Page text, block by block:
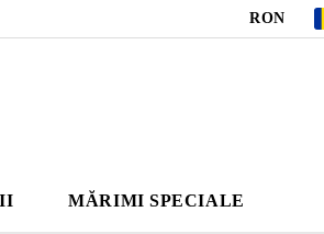
RON
MĂRIMI SPECIALE